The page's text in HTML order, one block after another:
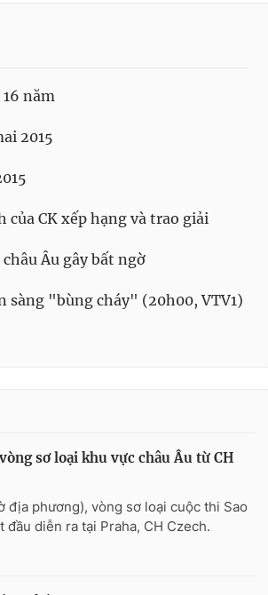
năm
2015
CK xếp hạng và trao giải
Âu gây bất ngờ
sàng "bùng cháy" (20h00, VTV1)
sơ loại khu vực châu Âu từ CH
địa phương), vòng sơ loại cuộc thi Sao
đầu diễn ra tại Praha, CH Czech.